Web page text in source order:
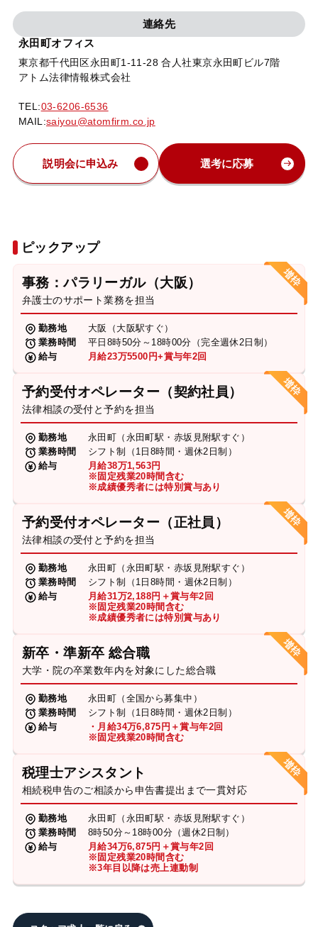
連絡先
永田町オフィス
東京都千代田区永田町1-11-28 合人社東京永田町ビル7階
アトム法律情報株式会社
TEL:03-6206-6536
MAIL:saiyou@atomfirm.co.jp
説明会に申込み 選考に応募
ピックアップ
事務：パラリーガル（大阪）
弁護士のサポート業務を担当
勤務地
大阪（大阪駅すぐ）
業務時間
平日8時50分～18時00分（完全週休2日制）
給与
月給23万5500円+賞与年2回
予約受付オペレーター（契約社員）
法律相談の受付と予約を担当
勤務地
永田町（永田町駅・赤坂見附駅すぐ）
業務時間
シフト制（1日8時間・週休2日制）
給与
月給38万1,563円
※固定残業20時間含む
※成績優秀者には特別賞与あり
予約受付オペレーター（正社員）
法律相談の受付と予約を担当
勤務地
永田町（永田町駅・赤坂見附駅すぐ）
業務時間
シフト制（1日8時間・週休2日制）
給与
月給31万2,188円＋賞与年2回
※固定残業20時間含む
※成績優秀者には特別賞与あり
新卒・準新卒 総合職
大学・院の卒業数年内を対象にした総合職
勤務地
永田町（全国から募集中）
業務時間
シフト制（1日8時間・週休2日制）
給与
・月給34万6,875円＋賞与年2回
※固定残業20時間含む
税理士アシスタント
相続税申告のご相談から申告書提出まで一貫対応
勤務地
永田町（永田町駅・赤坂見附駅すぐ）
業務時間
8時50分～18時00分（週休2日制）
給与
月給34万6,875円＋賞与年2回
※固定残業20時間含む
※3年目以降は売上連動制